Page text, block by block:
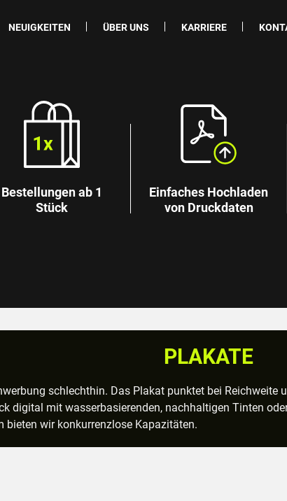
NEUIGKEITEN ÜBER UNS KARRIERE
Bestellungen ab 1
Stück
Einfaches Hochladen
von Druckdaten
PLAKATE
schlechthin. Das Plakat punktet bei
digital mit wasserbasierenden, nachhaltigen Tinten
wir konkurrenzlose Kapazitäten.